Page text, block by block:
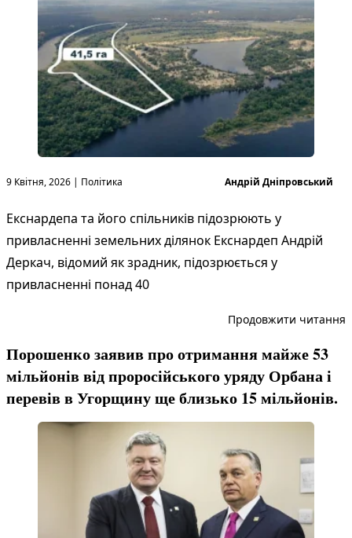
9 Квітня, 2026 | Політика
Опубліковано
Андрій Дніпровський
Екснардепа та його спільників підозрюють у
привласненні земельних ділянок Екснардеп Андрій
Деркач, відомий як зрадник, підозрюється у
привласненні понад 40
Продовжити читання
Порошенко заявив про отримання майже 53
мільйонів від проросійського уряду Орбана і
перевів в Угорщину ще близько 15 мільйонів.